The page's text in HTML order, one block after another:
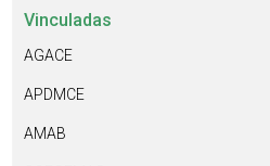
Vinculadas
AGACE
APDMCE
AMAB